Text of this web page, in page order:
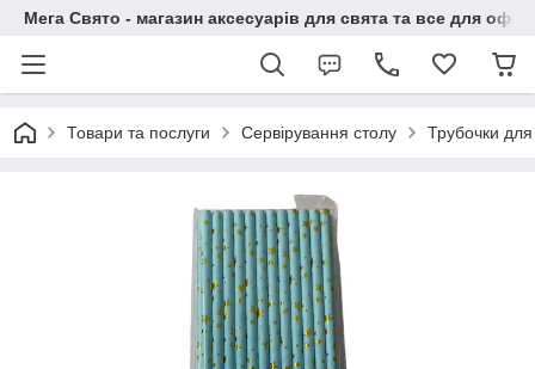
Мега Свято - магазин аксесуарів для свята та все для
Товари та послуги Сервірування столу Трубочки для